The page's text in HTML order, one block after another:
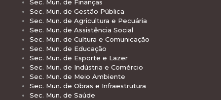
Sec. Mun. de Finanças
Sec. Mun. de Gestão Pública
Sec. Mun. de Agricultura e Pecuária
Sec. Mun. de Assistência Social
Sec. Mun. de Cultura e Comunicação
Sec. Mun. de Educação
Sec. Mun. de Esporte e Lazer
Sec. Mun. de Indústria e Comércio
Sec. Mun. de Meio Ambiente
Sec. Mun. de Obras e Infraestrutura
Sec. Mun. de Saúde